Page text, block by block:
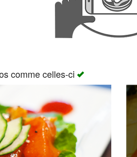
comme celles-ci